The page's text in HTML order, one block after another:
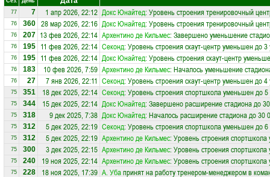
77 7 1 апр 2026, 22:12 Докс Юнайтед: Уровень строения тренировочный
76 360 28 мар 2026, 22:16 Докс Юнайтед: Уровень строения тренировочный
76 207 13 фев 2026, 22:14 Архентино де Кильмес: Завершено уменьшение
76 195 11 фев 2026, 22:14 Секонд: Уровень строения скаут-центр уменьшен до 3
76 195 11 фев 2026, 22:14 Докс Юнайтед: Уровень строения скаут-центр
76 183 10 фев 2026, 7:59 Архентино де Кильмес: Началось уменьшение
76 27 7 янв 2026, 22:11 Секонд: Уровень строения скаут-центр уменьшен до 4
75 351 18 дек 2025, 22:14 Секонд: Уровень строения спортшкола уменьшен до 5
75 344 15 дек 2025, 22:14 Докс Юнайтед: Завершено расширение стадиона до
75 318 9 дек 2025, 7:38 Докс Юнайтед: Началось расширение стадиона до 30
75 312 5 дек 2025, 22:19 Секонд: Уровень строения спортшкола уменьшен до 6
75 312 5 дек 2025, 22:19 Архентино де Кильмес: Уровень строения
75 300 3 дек 2025, 22:15 Архентино де Кильмес: Уровень строения
75 240 19 ноя 2025, 22:14 Архентино де Кильмес: Уровень строения
75 228 18 ноя 2025, 17:39 А. Убапринят на работу тренером-менеджером в